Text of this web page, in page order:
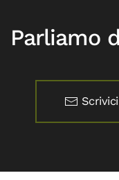
Parliamo
Scrivici